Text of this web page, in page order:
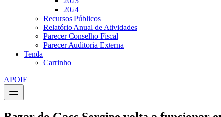
2024
Recursos Públicos
Relatório Anual de Atividades
Parecer Conselho Fiscal
Parecer Auditoria Externa
Tenda
Carrinho
APOIE